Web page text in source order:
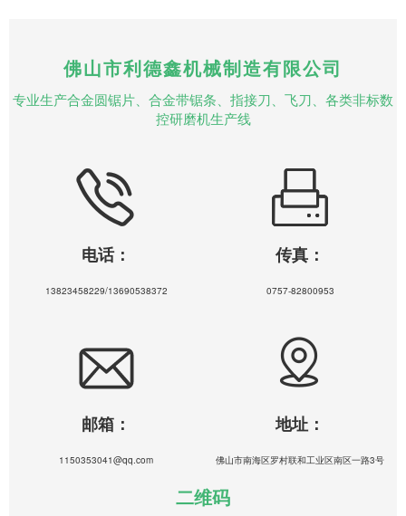
佛山市利德鑫机械制造有限公司
专业生产合金圆锯片、合金带锯条、指接刀、飞刀、各类非标数
控研磨机生产线
电话：
13823458229/13690538372
传真：
0757-82800953
邮箱：
1150353041@qq.com
地址：
佛山市南海区罗村联和工业区南区一路3号
二维码